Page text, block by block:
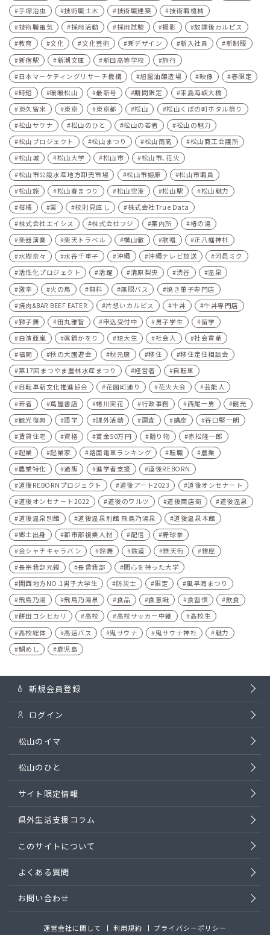
手塚治虫
技術職土木 技術職建築
技術職機械
技術職電気
採用活動 採用試験 撮影
放課後カルピス
教育
文化 文化芸術 新デザイン 新入社員
新制服
新宿駅
新潮文庫 新田高等学校
旅行
日本マーケティングリサーチ機構
旭醤油醸造場 映像
春限定
時短
暖暖松山 最新号 期間限定
来島海峡大橋
東久留米
東京 東京都 松山
松山くぼの町ホタル祭り
松山サウナ
松山のひと 松山の若者
松山の魅力
松山プロジェクト
松山まつり 松山南高
松山商工会議所
松山城
松山大学 松山市
松山市､花火
松山市公設水産地方卸売市場
松山市姫原
松山市職員
松山旅
松山春まつり 松山空港 松山駅
松山魅力
柑橘
栗 校則見直し
株式会社True Data
株式会社エイシス
株式会社フジ 案内所
椿の湯
楽器演奏
楽天トラベル 横山徹 歌唱
正八幡神社
水樹奈々
水谷千重子 沖縄 沖縄テレビ放送
河⾢ミク
活性化プロジェクト
活躍 清原梨央 渋谷
温泉
激辛
火の鳥 無料 無限バス
焼き菓子専門店
焼肉&BAR BEEF EATER
片想いカルピス 牛丼
牛丼専門店
獅子舞
田丸雅智 申込受付中 男子学生
留学
白濱亜嵐
眞鍋かをり 短大生 社会人
社会貢献
福岡
秋の大園遊会 秋元康 移住
移住定住相談会
第17回まつやま農林水産まつり
経営者
自転車
自転車新文化推進協会
花園町通り 花火大会
芸能人
若者
蔦屋書店 蜷川実花 行政事務 西尾一男
観光
観光復興
語学 課外活動 調査 講座
谷口堅一朗
賃貸住宅
資格 賞金50万円 贈り物
赤松隆一郎
起業
起業家 路面電車ランキング 転職
農業
農業特化
通販 進学者支援
道後REBORN
道後REBORNプロジェクト
道後アート2023
道後オンセナート
道後オンセナート2022
道後のワルツ 道後商店街
道後温泉
道後温泉別館
道後温泉別館 飛鳥乃湯泉
道後温泉本館
郷土出身
都市部複業人材 配信
野球拳
金シャチキャラバン
鈴舞 鉄道 銀天街
銀座
長宗我部元親
長曾我部
関心を持った大学
関西地方NO.1男子大学生
防災士 限定
風早海まつり
飛鳥乃湯
飛鳥乃湯泉 食品 食意識 食習慣
飲食
餅田コシヒカリ
高校 高校サッカー中継
高校生
高校総体
高速バス 鬼サウナ 鬼サウナ神社
魅力
鯛めし
鹿児島
新規会員登録
ログイン
松山のイマ
松山のひと
サイト限定情報
県外生活支援コラム
このサイトについて
よくある質問
お問い合わせ
運営会社に関して 利用規約 プライバシーポリシー